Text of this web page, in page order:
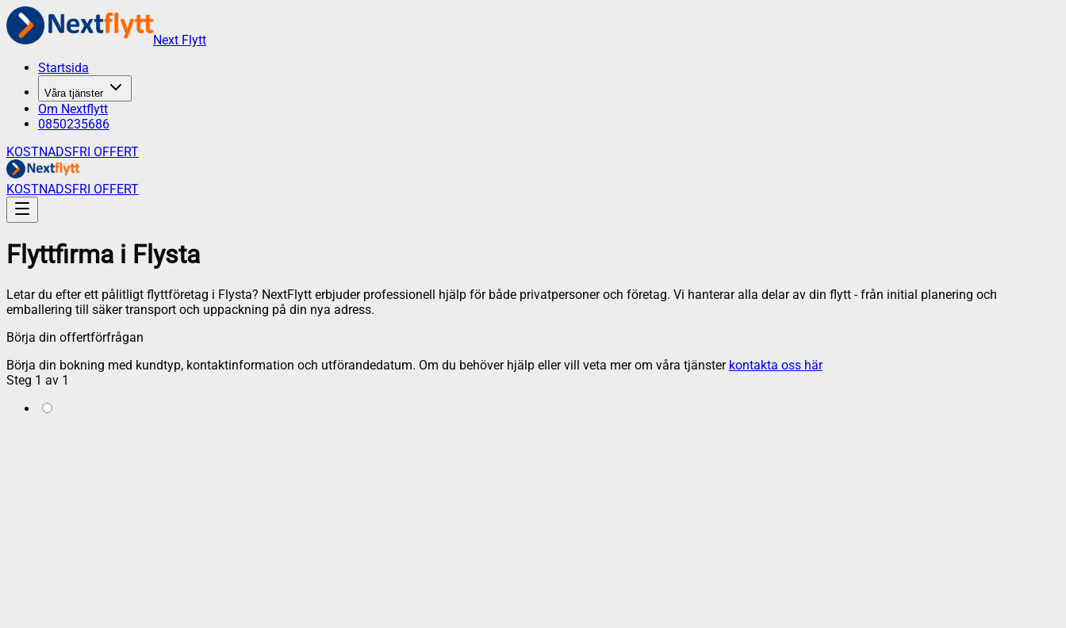
Next Flytt
Startsida
Våra tjänster
Om Nextflytt
0850235686
KOSTNADSFRI OFFERT
KOSTNADSFRI OFFERT
Flyttfirma i Flysta
Letar du efter ett pålitligt flyttföretag i Flysta? NextFlytt erbjuder professionell hjälp för både privatpersoner och företag. Vi hanterar alla delar av din flytt - från initial planering och
emballering till säker transport och uppackning på din nya adress.
Börja din offertförfrågan
Börja din bokning med kundtyp, kontaktinformation och utförandedatum. Om du behöver hjälp eller vill veta mer om våra tjänster kontakta oss här
Steg 1 av 1